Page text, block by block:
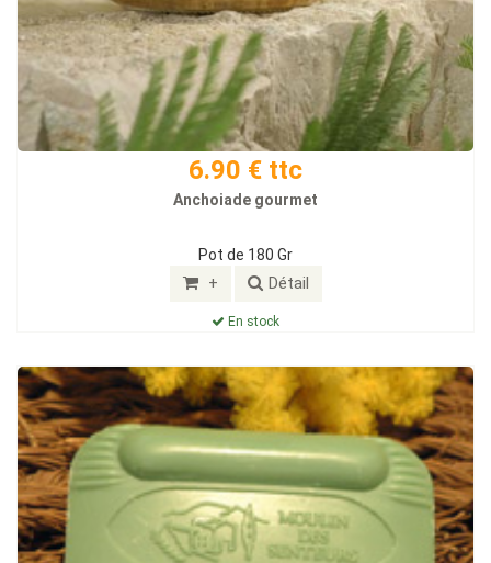
6.90 € ttc
Anchoiade gourmet
Pot de 180 Gr
+ Détail
En stock